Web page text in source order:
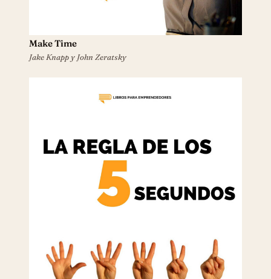
Make Time
Jake Knapp y John Zeratsky